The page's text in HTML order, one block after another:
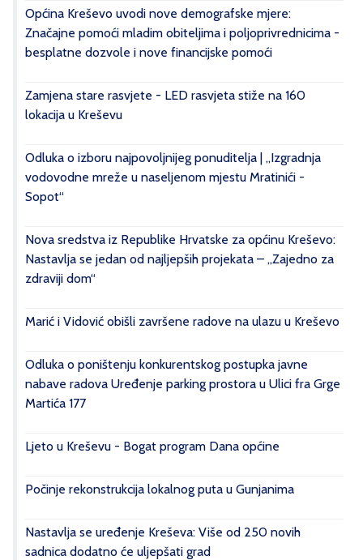
Općina Kreševo uvodi nove demografske mjere:
Značajne pomoći mladim obiteljima i poljoprivrednicima -
besplatne dozvole i nove financijske pomoći
Zamjena stare rasvjete - LED rasvjeta stiže na 160
lokacija u Kreševu
Odluka o izboru najpovoljnijeg ponuditelja | „Izgradnja
vodovodne mreže u naseljenom mjestu Mratinići -
Sopot“
Nova sredstva iz Republike Hrvatske za općinu Kreševo:
Nastavlja se jedan od najljepših projekata – „Zajedno za
zdraviji dom“
Marić i Vidović obišli završene radove na ulazu u Kreševo
Odluka o poništenju konkurentskog postupka javne
nabave radova Uređenje parking prostora u Ulici fra Grge
Martića 177
Ljeto u Kreševu - Bogat program Dana općine
Počinje rekonstrukcija lokalnog puta u Gunjanima
Nastavlja se uređenje Kreševa: Više od 250 novih
sadnica dodatno će uljepšati grad